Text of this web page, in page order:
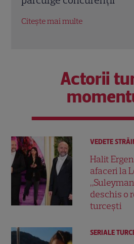
Actorii
VEDETE
Halit
afaceri la
deschis o
turcești
SERIALE